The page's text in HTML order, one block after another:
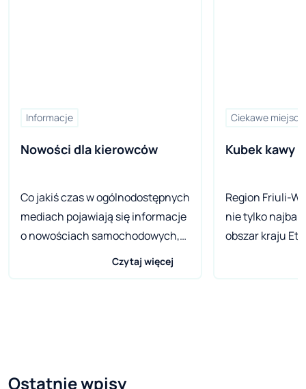
Informacje
Nowości dla kierowców
Co jakiś czas w ogólnodostępnych
mediach pojawiają się informacje
o nowościach samochodowych,
które natychmiast zdobywają
Czytaj więcej
Ciekawe miejsca
Kubek kawy
Region Friuli-
nie tylko
obszar kraju
Ostatnie wpisy